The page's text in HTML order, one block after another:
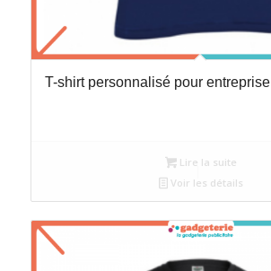
T-shirt personnalisé pour entreprise
Lire la suite
Voir les détails